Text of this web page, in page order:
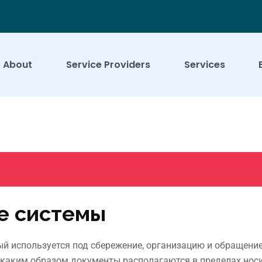
About Service Providers Services
системы
используется под сбережение, организацию и